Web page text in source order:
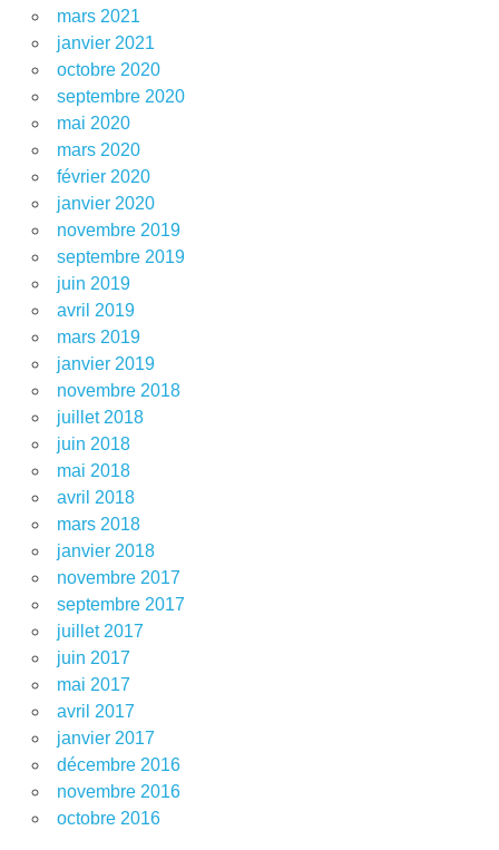
mars 2021
janvier 2021
octobre 2020
septembre 2020
mai 2020
mars 2020
février 2020
janvier 2020
novembre 2019
septembre 2019
juin 2019
avril 2019
mars 2019
janvier 2019
novembre 2018
juillet 2018
juin 2018
mai 2018
avril 2018
mars 2018
janvier 2018
novembre 2017
septembre 2017
juillet 2017
juin 2017
mai 2017
avril 2017
janvier 2017
décembre 2016
novembre 2016
octobre 2016